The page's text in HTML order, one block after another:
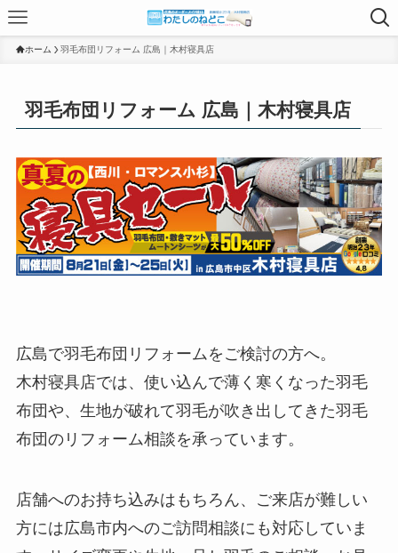
ホーム 羽毛布団リフォーム 広島｜木村寝具店
羽毛布団リフォーム 広島｜木村寝具店
広島で羽毛布団リフォームをご検討の方へ。
木村寝具店では、使い込んで薄く寒くなった羽毛
布団や、生地が破れて羽毛が吹き出してきた羽毛
布団のリフォーム相談を承っています。
店舗へのお持ち込みはもちろん、ご来店が難しい
方には広島市内へのご訪問相談にも対応していま